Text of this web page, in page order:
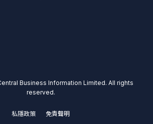
Business Information Limited. All rights
reserved.
私隱政策
免責聲明